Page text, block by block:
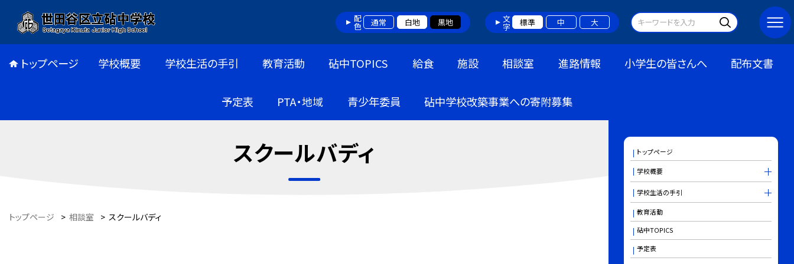
配色 通常 白地 黒地 文字 標準 中 大
トップページ 学校概要 学校生活の手引 教育活動 砧中TOPICS 給食 施設 相談室 進路情報 小学生の皆さんへ 配布文書
予定表 PTA・地域 青少年委員 砧中学校改築事業への寄附募集
スクールバディ
トップページ > 相談室 > スクールバディ
トップページ
学校概要
学校生活の手引
教育活動
砧中TOPICS
予定表